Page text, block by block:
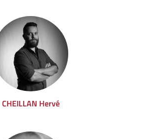
CHEILLAN Hervé